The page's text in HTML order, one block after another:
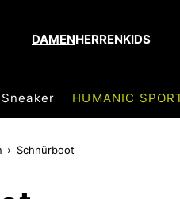
DAMENHERRENKIDS
Sneaker HUMANIC
Schnürboot